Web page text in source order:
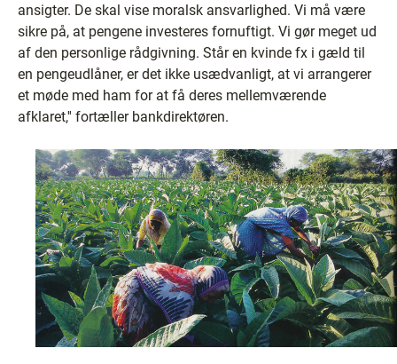
ansigter. De skal vise moralsk ansvarlighed. Vi må være
sikre på, at pengene investeres fornuftigt. Vi gør meget ud
af den personlige rådgivning. Står en kvinde fx i gæld til
en pengeudlåner, er det ikke usædvanligt, at vi arrangerer
et møde med ham for at få deres mellemværende
afklaret,'' fortæller bankdirektøren.